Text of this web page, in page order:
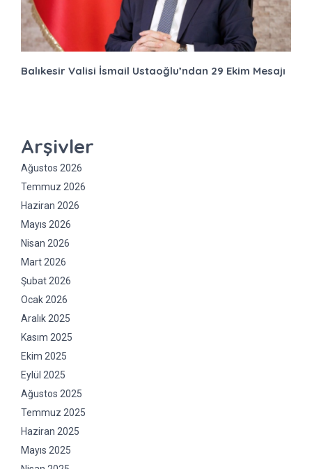
Balıkesir Valisi İsmail Ustaoğlu’ndan 29 Ekim Mesajı
Arşivler
Ağustos 2026
Temmuz 2026
Haziran 2026
Mayıs 2026
Nisan 2026
Mart 2026
Şubat 2026
Ocak 2026
Aralık 2025
Kasım 2025
Ekim 2025
Eylül 2025
Ağustos 2025
Temmuz 2025
Haziran 2025
Mayıs 2025